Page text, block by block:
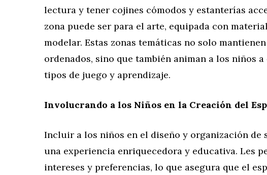
lectura y tener cojines cómodos y estanterías
zona puede ser para el arte, equipada con
modelar. Estas zonas temáticas no solo
ordenados, sino que también animan a los niños
tipos de juego y aprendizaje.
Involucrando a los Niños en la Creación del
Incluir a los niños en el diseño y organización de
una experiencia enriquecedora y educativa. Les
intereses y preferencias, lo que asegura que el